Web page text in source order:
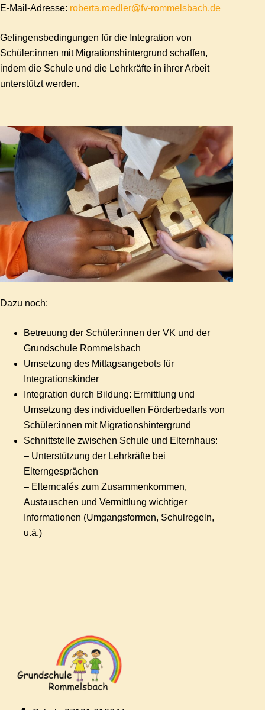
E-Mail-Adresse: roberta.roedler@fv-rommelsbach.de
Gelingensbedingungen für die Integration von
Schüler:innen mit Migrationshintergrund schaffen,
indem die Schule und die Lehrkräfte in ihrer Arbeit
unterstützt werden.
Dazu noch:
Betreuung der Schüler:innen der VK und der
Grundschule Rommelsbach
Umsetzung des Mittagsangebots für
Integrationskinder
Integration durch Bildung: Ermittlung und
Umsetzung des individuellen Förderbedarfs von
Schüler:innen mit Migrationshintergrund
Schnittstelle zwischen Schule und Elternhaus:
– Unterstützung der Lehrkräfte bei
Elterngesprächen
– Elterncafés zum Zusammenkommen,
Austauschen und Vermittlung wichtiger
Informationen (Umgangsformen, Schulregeln,
u.ä.)